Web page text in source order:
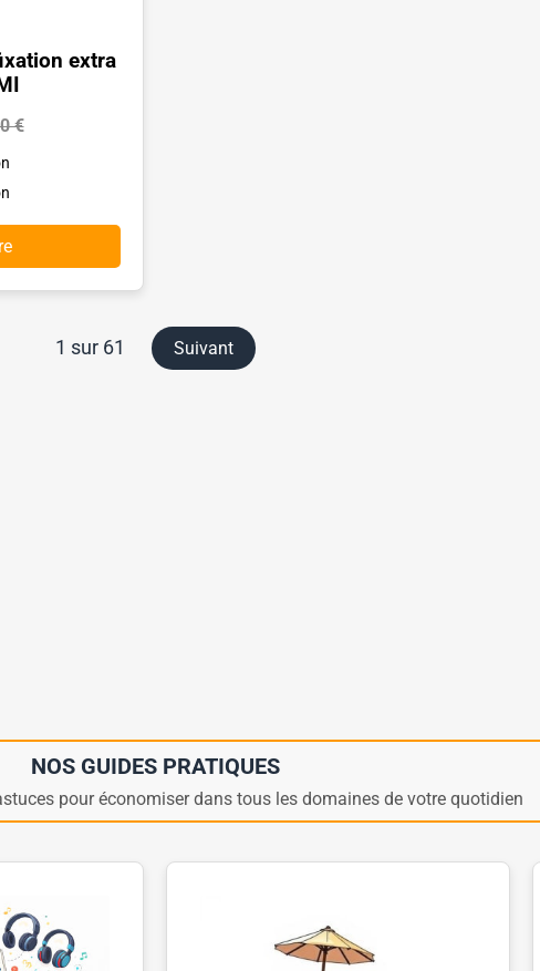
extra
€
1 sur 61 Suivant
NOS GUIDES PRATIQUES
pour économiser dans tous les domaines de votre quotidien